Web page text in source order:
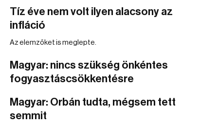
Tíz éve nem volt ilyen alacsony az
infláció
Az elemzőket is meglepte.
Magyar: nincs szükség önkéntes
fogyasztáscsökkentésre
Magyar: Orbán tudta, mégsem tett
semmit